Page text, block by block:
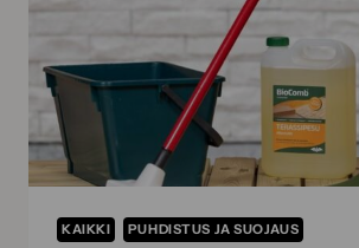
KAIKKI PUHDISTUS JA SUOJAUS